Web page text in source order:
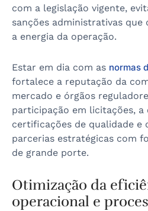
com a legislação vigente,
sanções administrativas que
a energia da operação.
Estar em dia com as normas
fortalece a reputação da
mercado e órgãos
participação em licitações, a
certificações de qualidade
parcerias estratégicas com
de grande porte.
Otimização da
operacional e